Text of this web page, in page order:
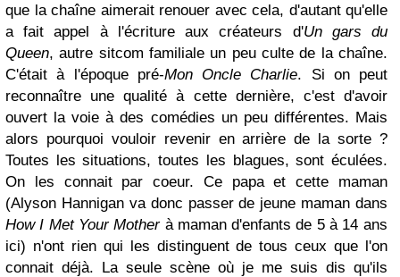
que la chaîne aimerait renouer avec cela, d'autant qu'elle
a fait appel à l'écriture aux créateurs d'Un gars du
Queen, autre sitcom familiale un peu culte de la chaîne.
C'était à l'époque pré-Mon Oncle Charlie. Si on peut
reconnaître une qualité à cette dernière, c'est d'avoir
ouvert la voie à des comédies un peu différentes. Mais
alors pourquoi vouloir revenir en arrière de la sorte ?
Toutes les situations, toutes les blagues, sont éculées.
On les connait par coeur. Ce papa et cette maman
(Alyson Hannigan va donc passer de jeune maman dans
How I Met Your Motherà maman d'enfants de 5 à 14 ans
ici) n'ont rien qui les distinguent de tous ceux que l'on
connait déjà. La seule scène où je me suis dis qu'ils